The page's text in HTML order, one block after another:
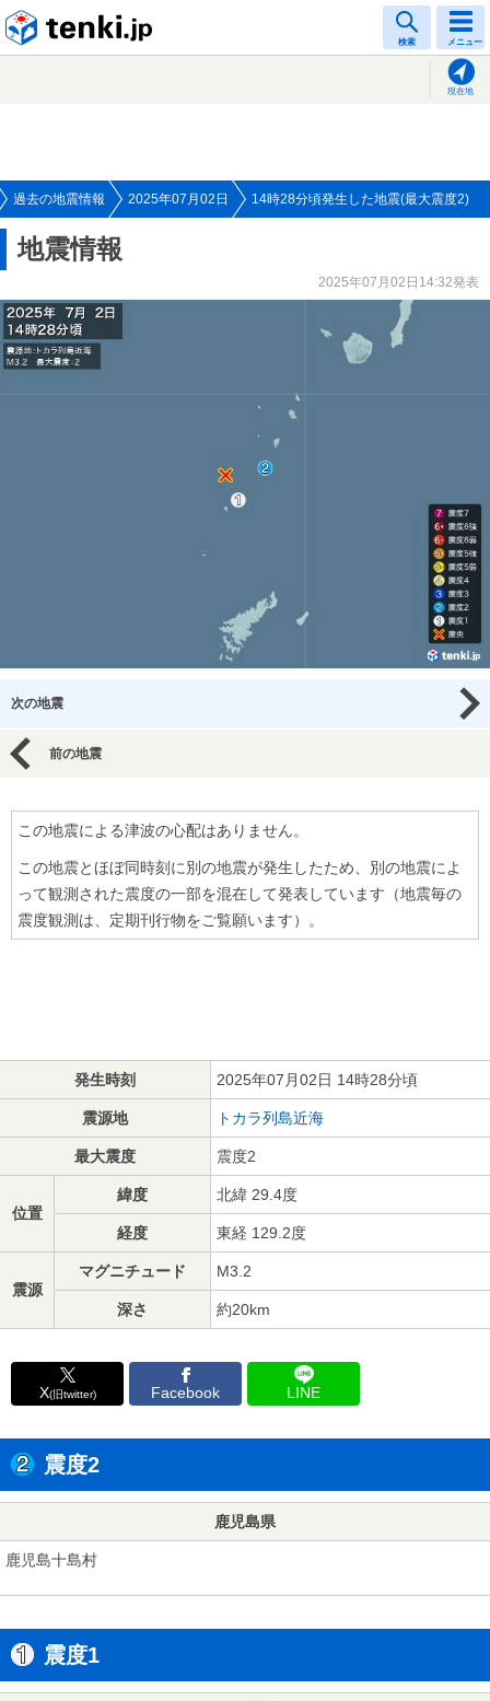
検索 メニュー
現在地
過去の地震情報 2025年07月02日 14時28分頃発生した地震(最大震度2)
地震情報
2025年07月02日14:32発表
次の地震
前の地震
この地震による津波の心配はありません。
この地震とほぼ同時刻に別の地震が発生したため、別の地震によ
って観測された震度の一部を混在して発表しています（地震毎の
震度観測は、定期刊行物をご覧願います）。
発生時刻 2025年07月02日 14時28分頃
震源地 トカラ列島近海
最大震度 震度2
位置
緯度 北緯 29.4度
経度 東経 129.2度
震源
マグニチュード M3.2
深さ 約20km
X(旧twitter) Facebook LINE
震度2
鹿児島県
鹿児島十島村
震度1